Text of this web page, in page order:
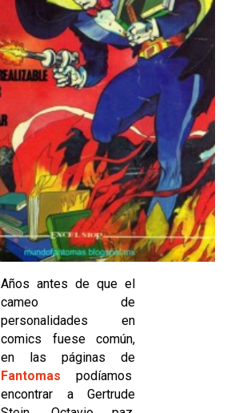
Años antes de que el
cameo de
personalidades en
comics fuese común,
en las páginas de
Fantomas podíamos
encontrar a Gertrude